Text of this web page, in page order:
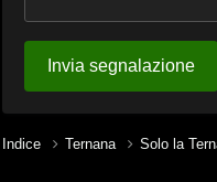
Invia segnalazione
Indice Ternana Solo la